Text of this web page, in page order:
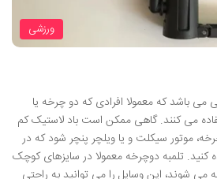
ورزشی
می باشد که معمولا افرادی که دو چرخه یا
می کنند. گاهی ممکن است باد لاستیک کم
موتور سیکلت و یا ویلچر پنچر شود که در
کنید. تلمبه دوچرخه معمولا در سایزهای کوچک
می شوند، این وسایل را می توانید به راحتی